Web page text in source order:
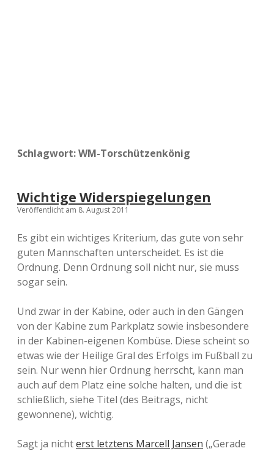
Schlagwort:WM-Torschützenkönig
Wichtige Widerspiegelungen
Veröffentlicht am 8. August 2011
Es gibt ein wichtiges Kriterium, das gute von sehr
guten Mannschaften unterscheidet. Es ist die
Ordnung. Denn Ordnung soll nicht nur, sie muss
sogar sein.
Und zwar in der Kabine, oder auch in den Gängen
von der Kabine zum Parkplatz sowie insbesondere
in der Kabinen-eigenen Kombüse. Diese scheint so
etwas wie der Heilige Gral des Erfolgs im Fußball zu
sein. Nur wenn hier Ordnung herrscht, kann man
auch auf dem Platz eine solche halten, und die ist
schließlich, siehe Titel (des Beitrags, nicht
gewonnene), wichtig.
Sagt ja nichterst letztens Marcell Jansen („Gerade